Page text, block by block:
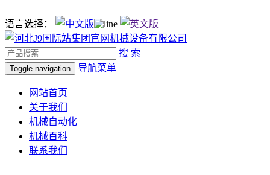
语言选择：
搜 索
Toggle navigation 导航菜单
网站首页
关于我们
机械自动化
机械百科
联系我们